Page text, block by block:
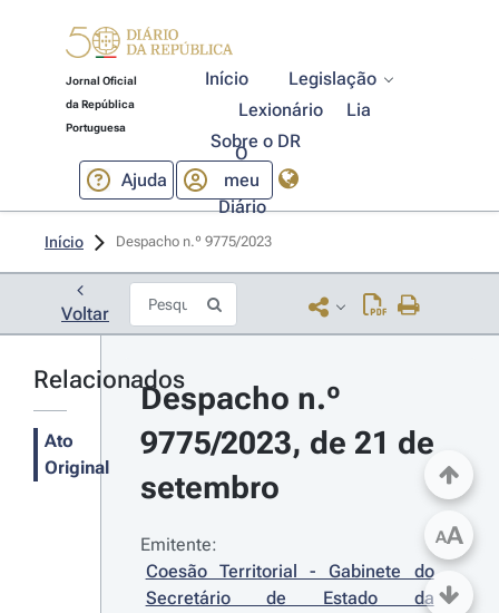
Jornal Oficial
da República
Portuguesa
Início
Legislação
Lexionário
Lia
Sobre o DR
Ajuda
O
meu
Diário
Início Despacho n.º 9775/2023
Voltar
Relacionados
Ato
Original
Despacho n.º
9775/2023, de 21 de
setembro
Emitente:
Coesão Territorial - Gabinete do
Secretário de Estado da
AA